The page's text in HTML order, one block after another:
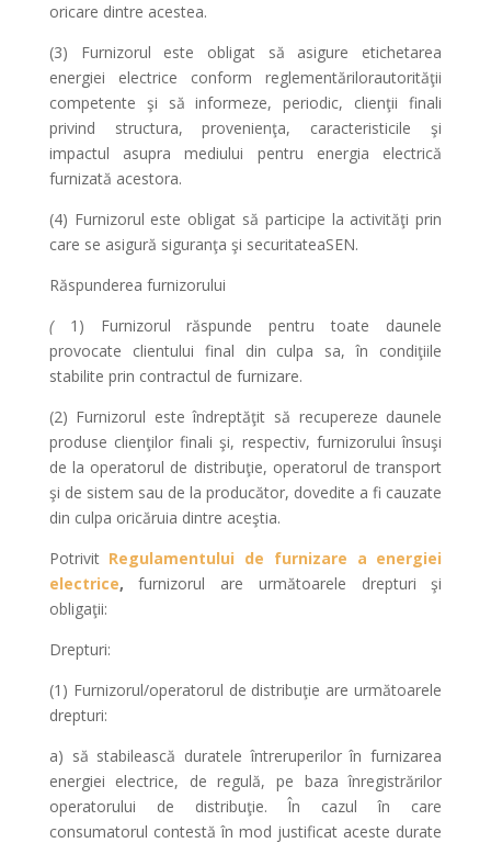
oricare dintre acestea.
(3) Furnizorul este obligat să asigure etichetarea
energiei electrice conform reglementărilorautorităţii
competente şi să informeze, periodic, clienţii finali
privind structura, provenienţa, caracteristicile şi
impactul asupra mediului pentru energia electrică
furnizată acestora.
(4) Furnizorul este obligat să participe la activităţi prin
care se asigură siguranţa şi securitateaSEN.
Răspunderea furnizorului
(1) Furnizorul răspunde pentru toate daunele
provocate clientului final din culpa sa, în condiţiile
stabilite prin contractul de furnizare.
(2) Furnizorul este îndreptăţit să recupereze daunele
produse clienţilor finali şi, respectiv, furnizorului însuşi
de la operatorul de distribuţie, operatorul de transport
şi de sistem sau de la producător, dovedite a fi cauzate
din culpa oricăruia dintre aceştia.
Potrivit Regulamentului de furnizare a energiei
electrice,furnizorul are următoarele drepturi şi
obligaţii:
Drepturi:
(1) Furnizorul/operatorul de distribuţie are următoarele
drepturi:
a) să stabilească duratele întreruperilor în furnizarea
energiei electrice, de regulă, pe baza înregistrărilor
operatorului de distribuţie. În cazul în care
consumatorul contestă în mod justificat aceste durate